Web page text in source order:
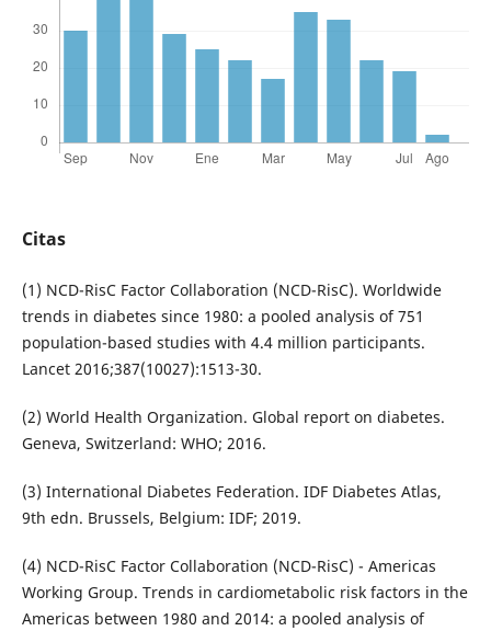
Citas
(1) NCD-RisC Factor Collaboration (NCD-RisC). Worldwide
trends in diabetes since 1980: a pooled analysis of 751
population-based studies with 4.4 million participants.
Lancet 2016;387(10027):1513-30.
(2) World Health Organization. Global report on diabetes.
Geneva, Switzerland: WHO; 2016.
(3) International Diabetes Federation. IDF Diabetes Atlas,
9th edn. Brussels, Belgium: IDF; 2019.
(4) NCD-RisC Factor Collaboration (NCD-RisC) - Americas
Working Group. Trends in cardiometabolic risk factors in the
Americas between 1980 and 2014: a pooled analysis of